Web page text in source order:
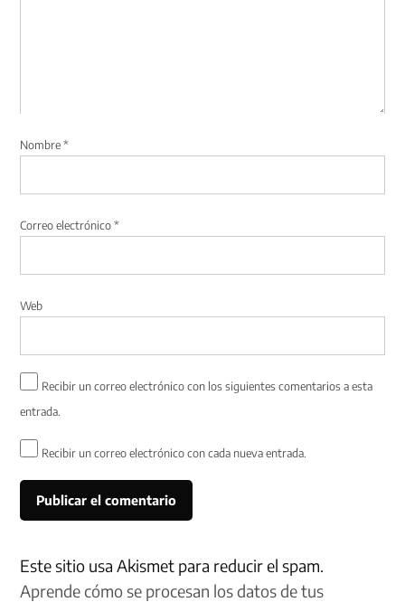
Nombre*
Correo electrónico*
Web
Recibir un correo electrónico con los siguientes comentarios a esta
entrada.
Recibir un correo electrónico con cada nueva entrada.
Este sitio usa Akismet para reducir el spam.
Aprende cómo se procesan los datos de tus